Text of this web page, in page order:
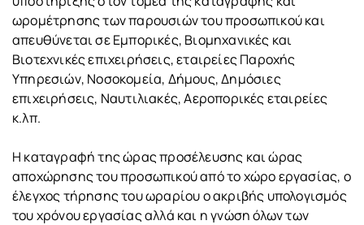
ωρομέτρησης των παρουσιών του προσωπικού και
απευθύνεται σε Εμπορικές, Βιομηχανικές και
Βιοτεχνικές επιχειρήσεις, εταιρείες Παροχής
Υπηρεσιών, Νοσοκομεία, Δήμους, Δημόσιες
επιχειρήσεις, Ναυτιλιακές, Αεροπορικές εταιρείες
κ.λπ.
Η καταγραφή της ώρας προσέλευσης και ώρας
αποχώρησης του προσωπικού από το χώρο εργασίας, ο
έλεγχος τήρησης του ωραρίου ο ακριβής υπολογισμός
του χρόνου εργασίας αλλά και η γνώση όλων των